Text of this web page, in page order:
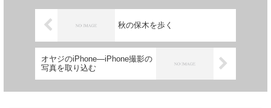
秋の保木を歩く
オヤジのiPhone―iPhone撮影の
写真を取り込む